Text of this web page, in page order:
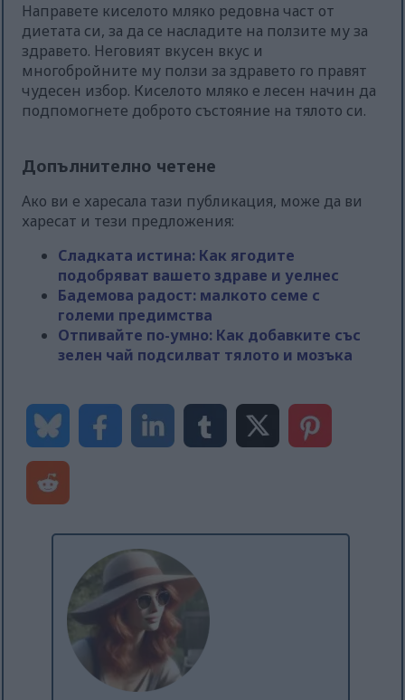
Направете киселото мляко редовна част от
диетата си, за да се насладите на ползите му за
здравето. Неговият вкусен вкус и
многобройните му ползи за здравето го правят
чудесен избор. Киселото мляко е лесен начин да
подпомогнете доброто състояние на тялото си.
Допълнително четене
Ако ви е харесала тази публикация, може да ви
харесат и тези предложения:
Сладката истина: Как ягодите
подобряват вашето здраве и уелнес
Бадемова радост: малкото семе с
големи предимства
Отпивайте по-умно: Как добавките със
зелен чай подсилват тялото и мозъка